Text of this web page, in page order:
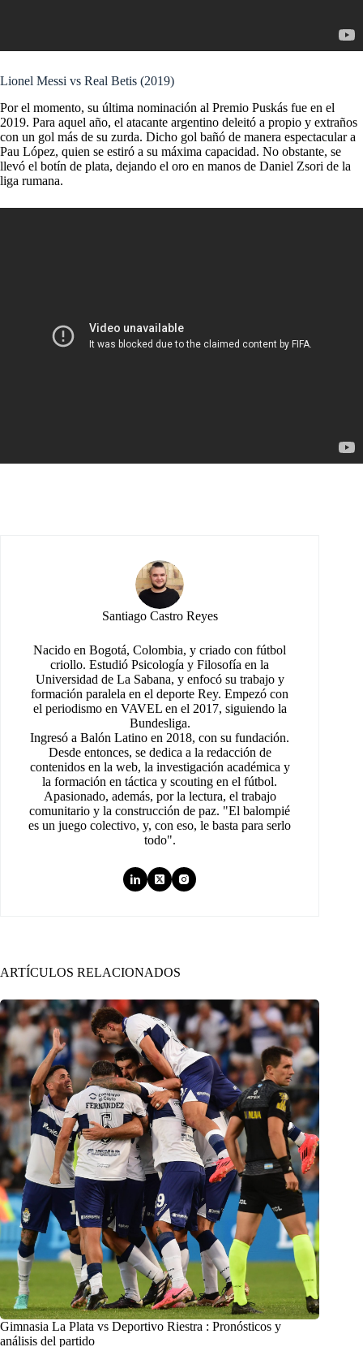
Lionel Messi vs Real Betis (2019)
Por el momento, su última nominación al Premio Puskás fue en el
2019. Para aquel año, el atacante argentino deleitó a propio y extraños
con un gol más de su zurda. Dicho gol bañó de manera espectacular a
Pau López, quien se estiró a su máxima capacidad. No obstante, se
llevó el botín de plata, dejando el oro en manos de Daniel Zsori de la
liga rumana.
Santiago Castro Reyes
Nacido en Bogotá, Colombia, y criado con fútbol
criollo. Estudió Psicología y Filosofía en la
Universidad de La Sabana, y enfocó su trabajo y
formación paralela en el deporte Rey. Empezó con
el periodismo en VAVEL en el 2017, siguiendo la
Bundesliga.
Ingresó a Balón Latino en 2018, con su fundación.
Desde entonces, se dedica a la redacción de
contenidos en la web, la investigación académica y
la formación en táctica y scouting en el fútbol.
Apasionado, además, por la lectura, el trabajo
comunitario y la construcción de paz. "El balompié
es un juego colectivo, y, con eso, le basta para serlo
todo".
ARTÍCULOS RELACIONADOS
Gimnasia La Plata vs Deportivo Riestra : Pronósticos y
análisis del partido